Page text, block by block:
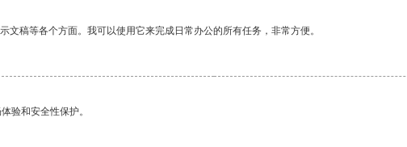
稿等各个方面。我可以使用它来完成日常办公的所有任务，非常方便。
验和安全性保护。